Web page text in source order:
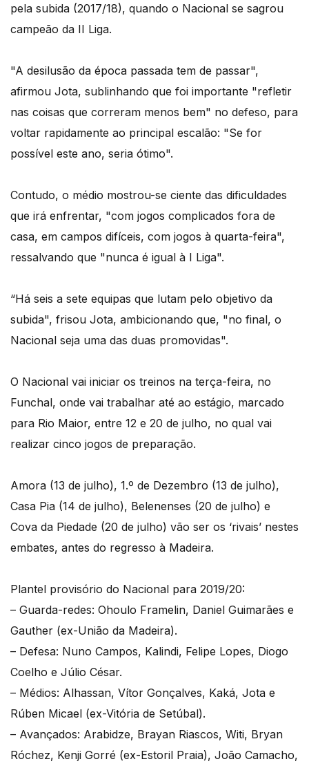
pela subida (2017/18), quando o Nacional se sagrou
campeão da II Liga.
"A desilusão da época passada tem de passar",
afirmou Jota, sublinhando que foi importante "refletir
nas coisas que correram menos bem" no defeso, para
voltar rapidamente ao principal escalão: "Se for
possível este ano, seria ótimo".
Contudo, o médio mostrou-se ciente das dificuldades
que irá enfrentar, "com jogos complicados fora de
casa, em campos difíceis, com jogos à quarta-feira",
ressalvando que "nunca é igual à I Liga".
“Há seis a sete equipas que lutam pelo objetivo da
subida", frisou Jota, ambicionando que, "no final, o
Nacional seja uma das duas promovidas".
O Nacional vai iniciar os treinos na terça-feira, no
Funchal, onde vai trabalhar até ao estágio, marcado
para Rio Maior, entre 12 e 20 de julho, no qual vai
realizar cinco jogos de preparação.
Amora (13 de julho), 1.º de Dezembro (13 de julho),
Casa Pia (14 de julho), Belenenses (20 de julho) e
Cova da Piedade (20 de julho) vão ser os ‘rivais’ nestes
embates, antes do regresso à Madeira.
Plantel provisório do Nacional para 2019/20:
– Guarda-redes: Ohoulo Framelin, Daniel Guimarães e
Gauther (ex-União da Madeira).
– Defesa: Nuno Campos, Kalindi, Felipe Lopes, Diogo
Coelho e Júlio César.
– Médios: Alhassan, Vítor Gonçalves, Kaká, Jota e
Rúben Micael (ex-Vitória de Setúbal).
– Avançados: Arabidze, Brayan Riascos, Witi, Bryan
Róchez, Kenji Gorré (ex-Estoril Praia), João Camacho,